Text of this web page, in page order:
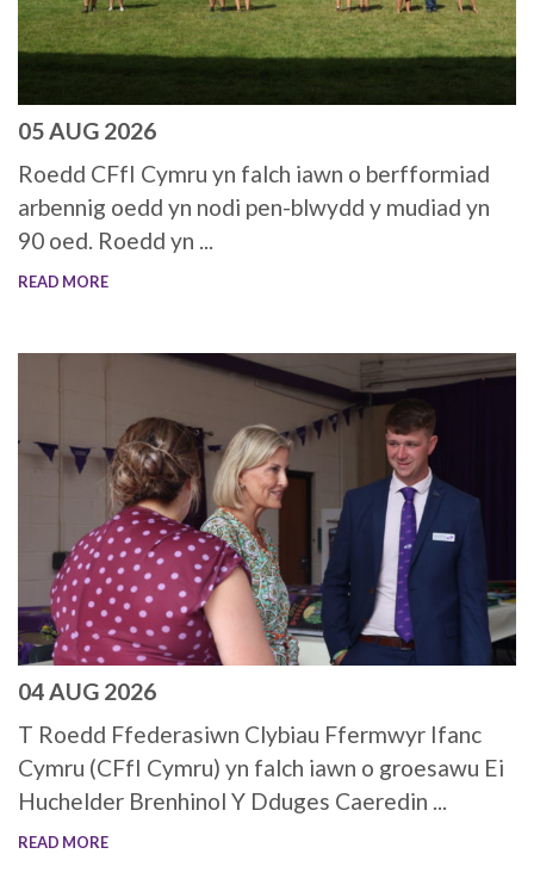
05 AUG 2026
Roedd CFfI Cymru yn falch iawn o berfformiad
arbennig oedd yn nodi pen-blwydd y mudiad yn
90 oed. Roedd yn ...
READ MORE
04 AUG 2026
T Roedd Ffederasiwn Clybiau Ffermwyr Ifanc
Cymru (CFfI Cymru) yn falch iawn o groesawu Ei
Huchelder Brenhinol Y Dduges Caeredin ...
READ MORE